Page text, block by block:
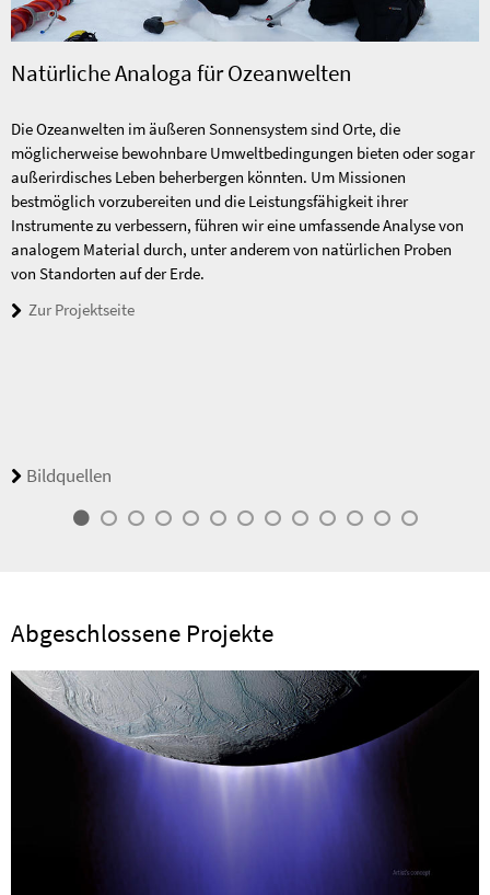
Natürliche Analoga für Ozeanwelten
Die Ozeanwelten im äußeren Sonnensystem sind Orte, die
möglicherweise bewohnbare Umweltbedingungen bieten oder sogar
außerirdisches Leben beherbergen könnten. Um Missionen
bestmöglich vorzubereiten und die Leistungsfähigkeit ihrer
Instrumente zu verbessern, führen wir eine umfassende Analyse von
analogem Material durch, unter anderem von natürlichen Proben
von Standorten auf der Erde.
Zur Projektseite
Bildquellen
Abgeschlossene Projekte